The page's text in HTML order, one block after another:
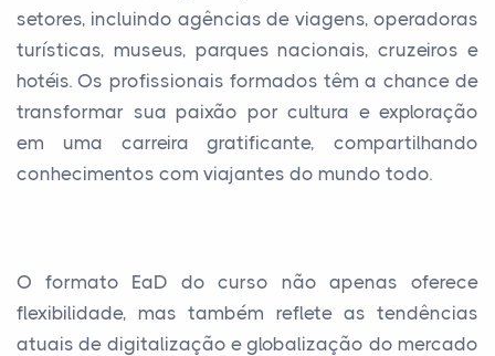
setores, incluindo agências de viagens, operadoras
turísticas, museus, parques nacionais, cruzeiros e
hotéis. Os profissionais formados têm a chance de
transformar sua paixão por cultura e exploração
em uma carreira gratificante, compartilhando
conhecimentos com viajantes do mundo todo.
O formato EaD do curso não apenas oferece
flexibilidade, mas também reflete as tendências
atuais de digitalização e globalização do mercado